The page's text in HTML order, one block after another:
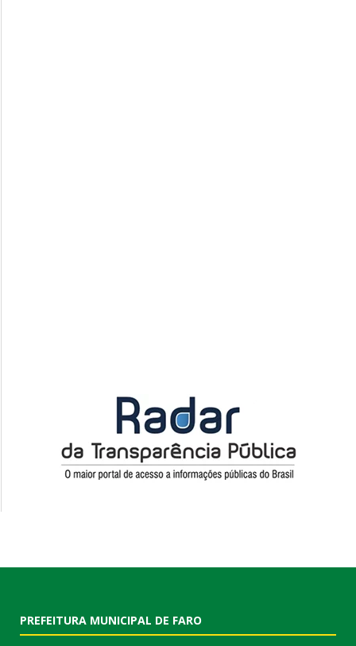
PREFEITURA MUNICIPAL DE FARO